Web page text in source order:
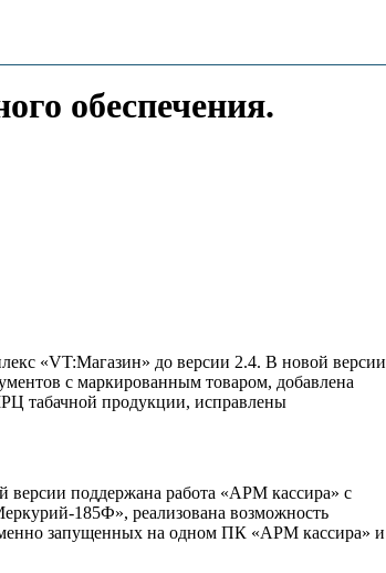
обеспечения.
«VT:Магазин» до версии 2.4. В новой версии
с маркированным товаром, добавлена
табачной продукции, исправлены
поддержана работа «АРМ кассира» с
185Ф», реализована возможность
запущенных на одном ПК «АРМ кассира» и